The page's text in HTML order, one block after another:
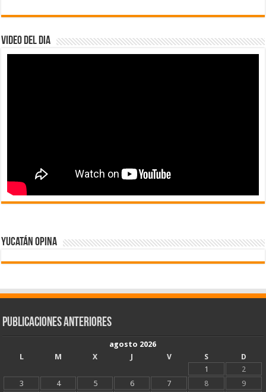
Video del dia
Yucatán Opina
Publicaciones Anteriores
agosto 2026
L
M X J V S
D
1
2
3
4 5 6 7 8
9